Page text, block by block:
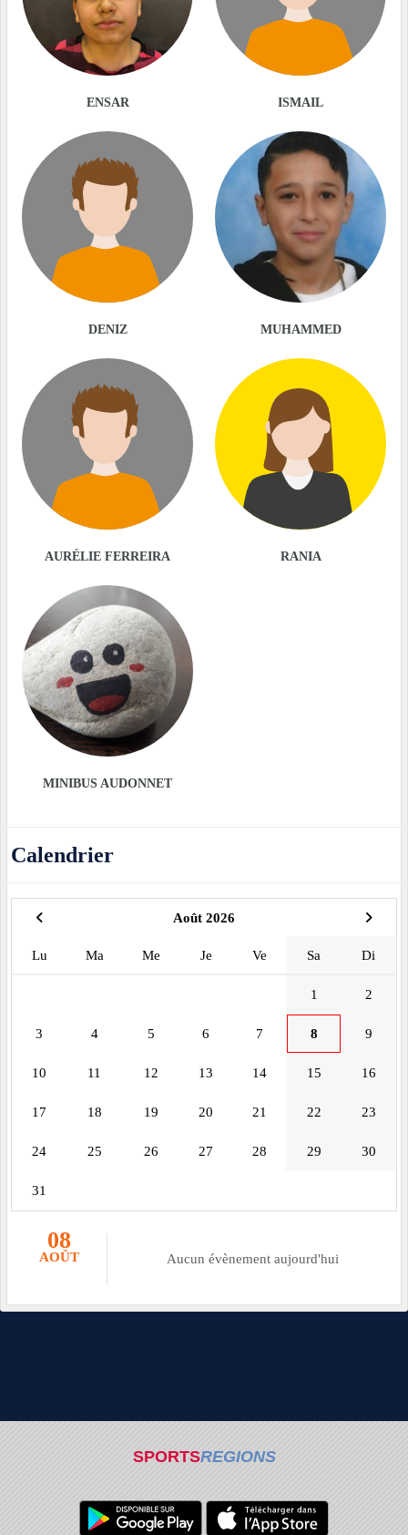
ENSAR ISMAIL
DENIZ MUHAMMED
AURÉLIE FERREIRA RANIA
MINIBUS AUDONNET
Calendrier
Août 2026
Lu Ma Me Je Ve Sa Di
1 2
3 4 5 6 7 8 9
10 11 12 13 14 15 16
17 18 19 20 21 22 23
24 25 26 27 28 29 30
31
08
AOÛT Aucun évènement aujourd'hui
SPORTSREGIONS